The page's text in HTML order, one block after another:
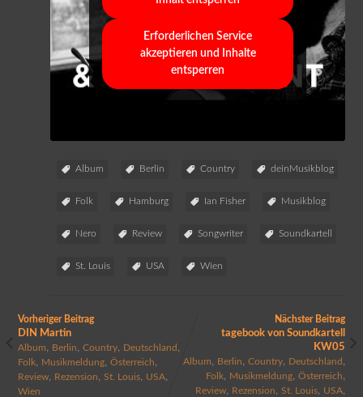
Erforderlichen Service
akzeptieren und Inhalte
entsperren
Album Berlin Country deinMusikblog
Folk Hamburg Ian Fisher Musikblog
Nero Review Songwriter Soundkartell
St. Louis USA Wien
Vorheriger Beitrag
DIN Martin
Album Berlin Country, Deutschland
Folk, Musikmeldung, Österreich
Review, Rezension St. Louis, USA,
Wien
Nächster Beitrag
tagebook von Soundkartell
KW05
Album Berlin ,Country Deutschland
Folk Musikmeldung ,Österreich
Review Rezension ,St. Louis USA